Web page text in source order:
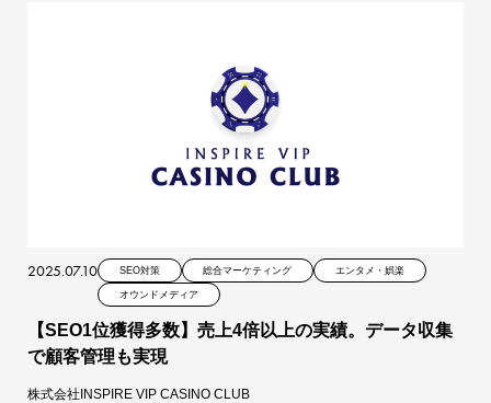
2025.07.10 SEO対策 総合マーケティング エンタメ・娯楽
オウンドメディア
【SEO1位獲得多数】売上4倍以上の実績。データ収集
で顧客管理も実現
株式会社INSPIRE VIP CASINO CLUB